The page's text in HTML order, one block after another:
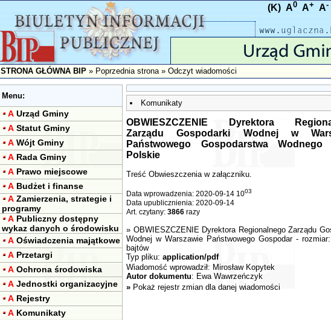
(K) A0 A+ A-
STRONA GŁÓWNA BIP»Poprzednia strona» Odczyt wiadomości
Menu:
A Urząd Gminy
A Statut Gminy
A Wójt Gminy
A Rada Gminy
A Prawo miejscowe
A Budżet i finanse
A Zamierzenia, strategie i
programy
A Publiczny dostępny
wykaz danych o środowisku
A Oświadczenia majątkowe
A Przetargi
A Ochrona środowiska
A Jednostki organizacyjne
A Rejestry
A Komunikaty
Komunikaty
OBWIESZCZENIE Dyrektora
Zarządu Gospodarki Wodnej w
Państwowego Gospodarstwa Wodnego
Polskie
Treść Obwieszczenia w załączniku.
Data wprowadzenia: 2020-09-14 1003
Data upublicznienia: 2020-09-14
Art. czytany: 3866 razy
» OBWIESZCZENIE Dyrektora Regionalnego Zarządu
Wodnej w Warszawie Państwowego Gospodar- rozmiar:
bajtów
Typ pliku: application/pdf
Wiadomość wprowadził: Mirosław Kopytek
Autor dokumentu: Ewa Wawrzeńczyk
» Pokaż rejestr zmian dla danej wiadomości